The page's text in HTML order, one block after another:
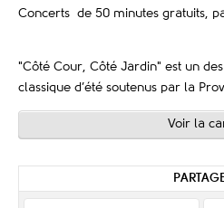
Concerts de 50 minutes gratuits,
"Côté Cour, Côté Jardin" est un
classique d’été soutenus par la
Voir la